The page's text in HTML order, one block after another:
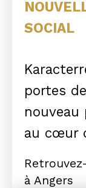
SOCIAL
portes
nouveau
au cœur
à Angers